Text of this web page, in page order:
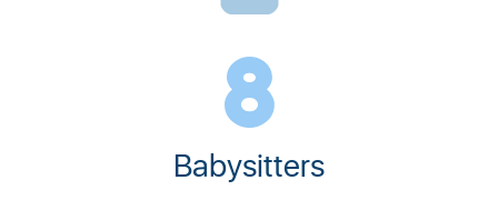
12
Babysitters